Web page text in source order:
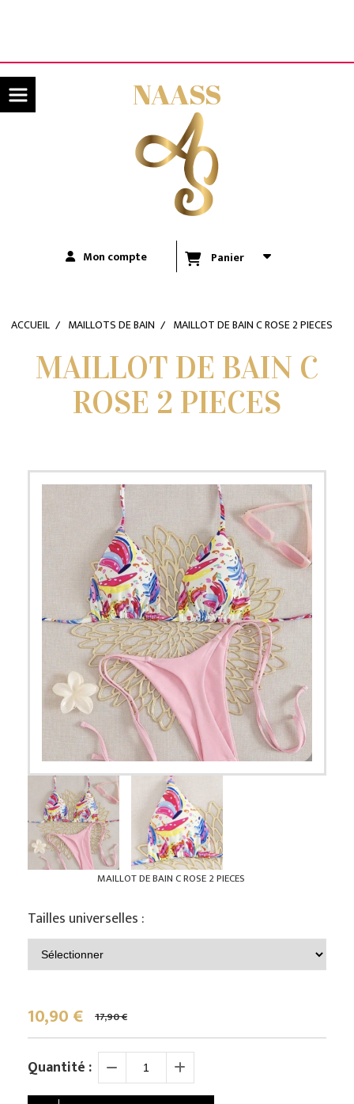
NAASS
Mon compte Panier
ACCUEIL MAILLOTS DE BAIN MAILLOT DE BAIN C ROSE 2 PIECES
MAILLOT DE BAIN C
ROSE 2 PIECES
MAILLOT DE BAIN C ROSE 2 PIECES
Tailles universelles :
10,90€ 17,90 €
Quantité :